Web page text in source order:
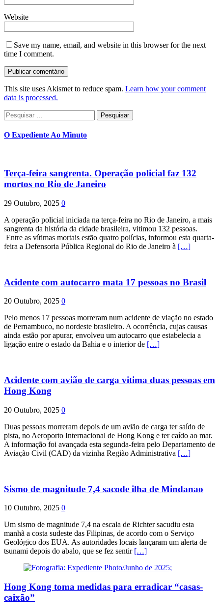
Website
Save my name, email, and website in this browser for the next
time I comment.
This site uses Akismet to reduce spam. Learn how your comment
data is processed.
Pesquisar
por:
O Expediente Ao Minuto
Terça-feira sangrenta. Operação policial faz 132
mortos no Rio de Janeiro
29 Outubro, 2025 0
A operação policial iniciada na terça-feira no Rio de Janeiro, a mais
sangrenta da história da cidade brasileira, vitimou 132 pessoas.
Entre as vítimas mortais estão quatro polícias, informou esta quarta-
feira a Defensoria Pública Regional do Rio de Janeiro à […]
Acidente com autocarro mata 17 pessoas no Brasil
20 Outubro, 2025 0
Pelo menos 17 pessoas morreram num acidente de viação no estado
de Pernambuco, no nordeste brasileiro. A ocorrência, cujas causas
ainda estão por apurar, envolveu um autocarro que estabelecia a
ligação entre o estado da Bahia e o interior de […]
Acidente com avião de carga vitima duas pessoas em
Hong Kong
20 Outubro, 2025 0
Duas pessoas morreram depois de um avião de carga ter saído de
pista, no Aeroporto Internacional de Hong Kong e ter caído ao mar.
A informação foi avançada esta segunda-feira pelo Departamento de
Aviação Civil (CAD) da vizinha Região Administrativa […]
Sismo de magnitude 7,4 sacode ilha de Mindanao
10 Outubro, 2025 0
Um sismo de magnitude 7,4 na escala de Richter sacudiu esta
manhã a costa sudeste das Filipinas, de acordo com o Serviço
Geológico dos EUA. As autoridades locais lançaram um alerta de
tsunami depois do abalo, que se fez sentir […]
Hong Kong toma medidas para erradicar “casas-
caixão”